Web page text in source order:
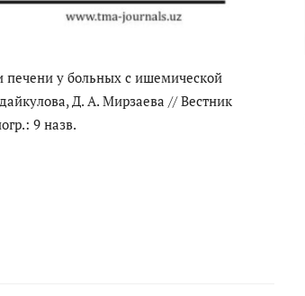
печени у больных с ишемической
Д. А. Мирзаева // Вестник
9 назв.